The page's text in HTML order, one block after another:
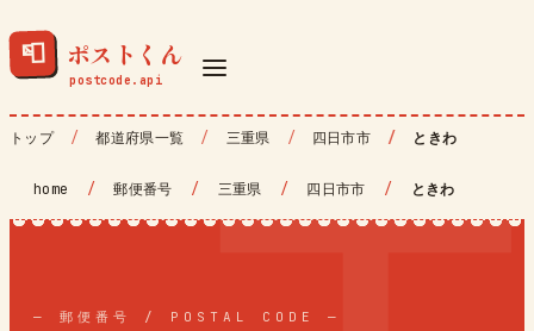
📮 ポストくん
トップ 都道府県一覧 三重県 四日市市 ときわ
home / 郵便番号 / 三重県 / 四日市市 / ときわ
— 郵便番号 / POSTAL CODE —